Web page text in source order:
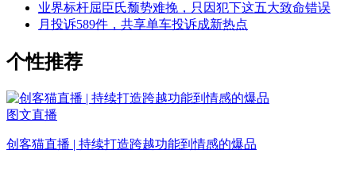
业界标杆屈臣氏颓势难挽，只因犯下这五大致命错误
月投诉589件，共享单车投诉成新热点
个性推荐
图文直播
创客猫直播 | 持续打造跨越功能到情感的爆品